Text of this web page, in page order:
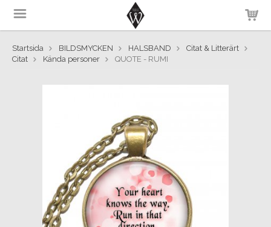
Startsida BILDSMYCKEN HALSBAND
Citat & Litterärt
Citat
Kända personer QUOTE - RUMI